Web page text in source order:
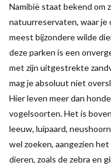
Namibië staat bekend om
natuurreservaten, waar je
meest bijzondere wilde
deze parken is een
met zijn uitgestrekte
mag je absoluut niet
Hier leven meer dan
vogelsoorten. Het is
leeuw, luipaard,
wel zoeken, aangezien
dieren, zoals de zebra en